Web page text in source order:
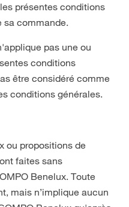
présentes conditions
sa commande.
pas une ou
conditions
être considéré comme
conditions générales.
ou propositions de
faites sans
Benelux. Toute
mais n’implique aucun